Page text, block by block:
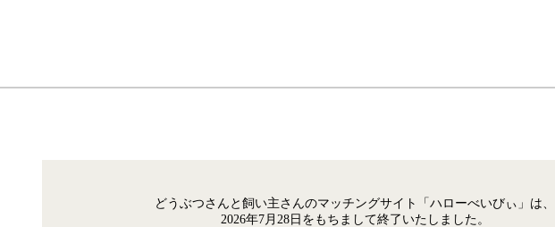
どうぶつさんと飼い主さんのマッチングサイト「ハローべいびぃ」は、
2026年7月28日をもちまして終了いたしました。